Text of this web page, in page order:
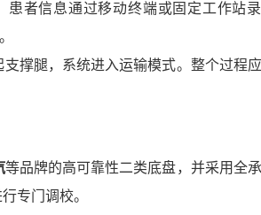
者信息通过移动终端或固定工作站
撑腿，系统进入运输模式。整个过程
等品牌的高可靠性二类底盘，并采用全
专门调校。